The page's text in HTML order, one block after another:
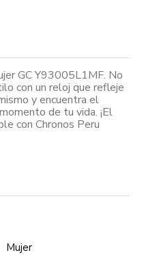
GC Y93005L1MF. No
con un reloj que refleje
y encuentra el
de tu vida. ¡El
con Chronos Peru
Mujer